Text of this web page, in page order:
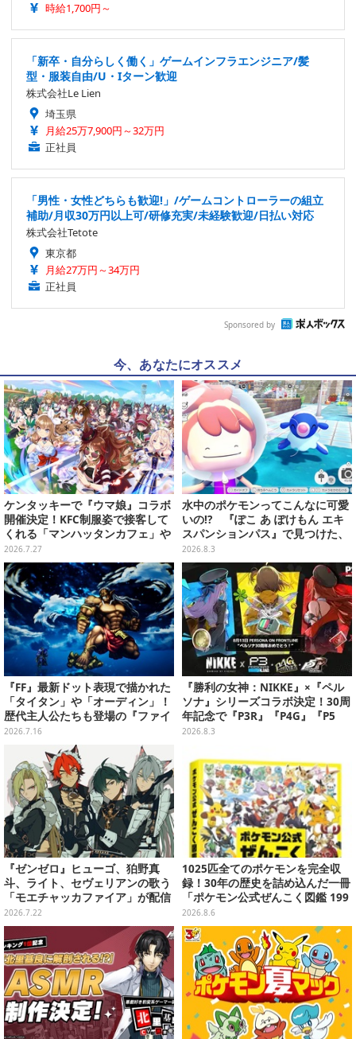
時給1,700円～
「新卒・自分らしく働く」ゲームインフラエンジニア/髪
型・服装自由/U・Iターン歓迎
株式会社Le Lien
埼玉県
月給25万7,900円～32万円
正社員
「男性・女性どちらも歓迎!」/ゲームコントローラーの組立
補助/月収30万円以上可/研修充実/未経験歓迎/日払い対応
株式会社Tetote
東京都
月給27万円～34万円
正社員
Sponsored by
今、あなたにオススメ
ケンタッキーで『ウマ娘』コラボ
開催決定！KFC制服姿で接客して
くれる「マンハッタンカフェ」や
「ダンツフレーム」たちが可愛い
2026.7.27
水中のポケモンってこんなに可愛
いの!? 『ぽこ あ ぽけもん エキ
スパンションパス』で見つけた、
ポケモンの新たな魅力【先行プレ
イレポ】
2026.8.3
『FF』最新ドット表現で描かれた
「タイタン」や「オーディン」！
歴代主人公たちも登場の『ファイ
ナルファンタジー レゾナンス』2
ndトレイラー公開
2026.7.16
『勝利の女神：NIKKE』×『ペル
ソナ』シリーズコラボ決定！30周
年記念で『P3R』『P4G』『P5
R』の3作品参戦
2026.8.3
『ゼンゼロ』ヒューゴ、狛野真
斗、ライト、セヴェリアンの歌う
「モエチャッカファイア」が配信
決定―似合ってる…4人のメイド
服イラストもお披露目
2026.7.22
1025匹全てのポケモンを完全収
録！30年の歴史を詰め込んだ一冊
「ポケモン公式ぜんこく図鑑 199
6-2026」が大ボリューム
2026.8.6